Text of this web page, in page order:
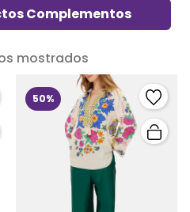
Complementos
mostrados
50%